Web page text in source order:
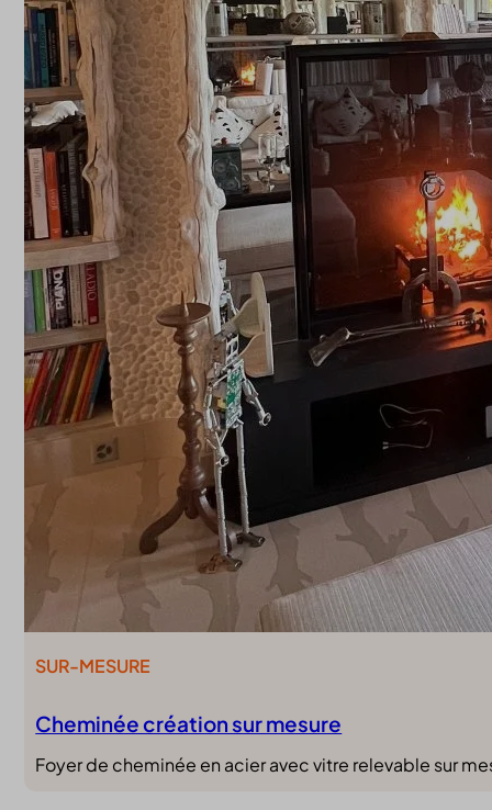
Cheminée création sur mesure
SUR-MESURE
Foyer de cheminée en acier avec vitre relevable sur